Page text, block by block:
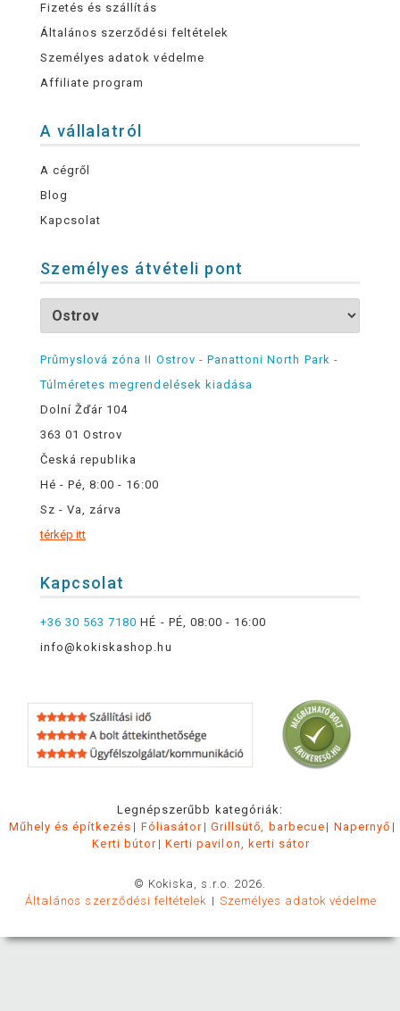
Fizetés és szállítás
Általános szerződési feltételek
Személyes adatok védelme
Affiliate program
A vállalatról
A cégről
Blog
Kapcsolat
Személyes átvételi pont
Průmyslová zóna II Ostrov - Panattoni North Park -
Túlméretes megrendelések kiadása
Dolní Žďár 104
363 01 Ostrov
Česká republika
Hé - Pé, 8:00 - 16:00
Sz - Va, zárva
térkép itt
Kapcsolat
+36 30 563 7180 HÉ - PÉ, 08:00 - 16:00
info@kokiskashop.hu
Legnépszerűbb kategóriák:
Műhely és építkezés
Fóliasátor Grillsütő, barbecue
Napernyő
Kerti bútor
Kerti pavilon, kerti sátor
© Kokiska, s.r.o. 2026.
Általános szerződési feltételek
Személyes adatok védelme